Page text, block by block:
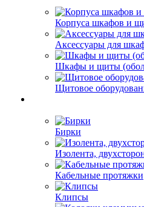
Корпуса шкафов и
Аксессуары для
Шкафы и щиты
Щитовое
Бирки
Изолента,
Кабельные протяжки
Клипсы